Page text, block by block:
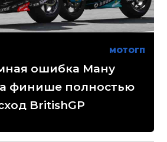
МОТОГП
ошибка Ману
финише полностью
BritishGP